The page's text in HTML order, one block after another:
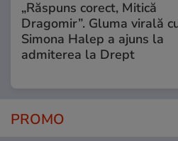
„Răspuns corect, Mitică
Dragomir”. Gluma virală
Simona Halep a ajuns la
admiterea la Drept
PROMO